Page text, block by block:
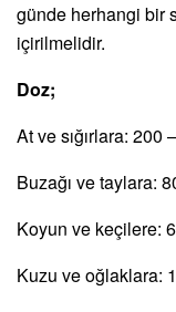
günde herhangi bir
içirilmelidir.
Doz;
At ve sığırlara: 200
Buzağı ve taylara:
Koyun ve keçilere:
Kuzu ve oğlaklara: